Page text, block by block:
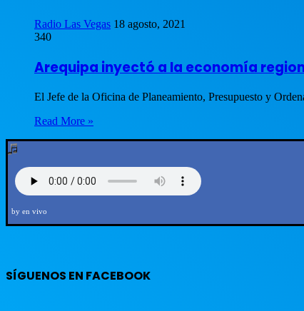
Radio Las Vegas 18 agosto, 2021
340
Arequipa inyectó a la economía
El Jefe de la Oficina de Planeamiento, Presupuesto y
Read More »
by en vivo
SÍGUENOS EN FACEBOOK